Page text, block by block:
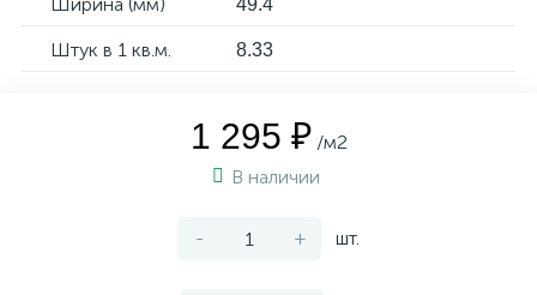
49.4
Штук в 1 кв.м. 8.33
1 295 ₽ /м2
В наличии
- + шт.